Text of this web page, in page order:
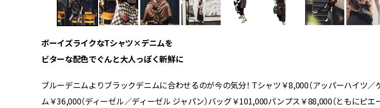
ボーイズライクなTシャツ×デニムを
ビターな配色でぐんと大人っぽく新鮮に
ブルーデニムよりブラックデニムに合わせるのが今の気分！ Tシャツ￥8,000（アッパーハイツ／
ム￥36,000（ディーゼル／ディーゼル ジャパン）バッグ￥101,000パンプス￥88,000（ともにピエ
冷房・紫外線etc...「夏の隠れ乾
燥」を防ぐ【ベタつかない名品
クリーム】3選＜30代のベストコ